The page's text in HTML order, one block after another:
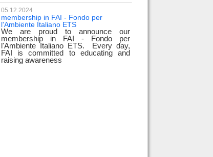
05.12.2024
membership in FAI - Fondo per
l'Ambiente Italiano ETS
We are proud to announce our
membership in FAI - Fondo per
l'Ambiente Italiano ETS. Every day,
FAI is committed to educating and
raising awareness